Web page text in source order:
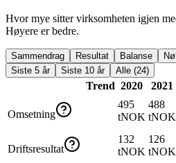
Hvor mye sitter virksomheten igjen
Høyere er bedre.
Sammendrag Resultat Balanse
Siste 5 år
Siste 10 år Alle (24)
Trend 2020 2021
Omsetning
495
tNOK
488
tNOK
Driftsresultat
132
tNOK
126
tNOK